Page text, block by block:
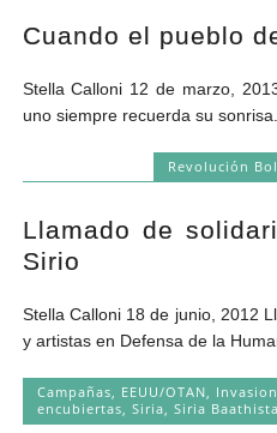
Cuando el pueblo
Stella Calloni 12 de marzo,
uno siempre recuerda su
Revolución
Llamado de
Sirio
Stella Calloni 18 de junio, 2012
y artistas en Defensa de la
Campañas EEUU/OTAN
encubiertas Siria Siria Baathista